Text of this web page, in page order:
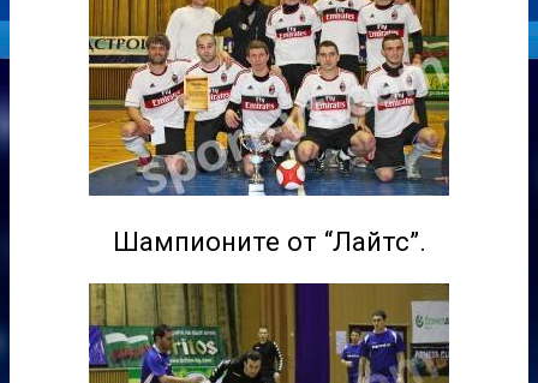
Шампионите от “Лайтс”.